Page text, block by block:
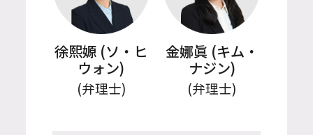
徐熙嫄 (ソ・ヒ
ウォン)
(弁理士)
金娜眞 (キム・
ナジン)
(弁理士)